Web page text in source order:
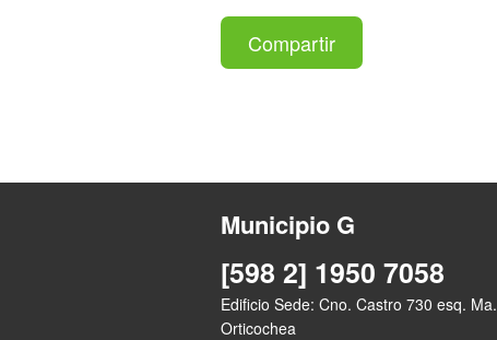
Compartir
Municipio G
[598 2] 1950 7058
Edificio Sede: Cno. Castro 730 esq. Ma.
Orticochea